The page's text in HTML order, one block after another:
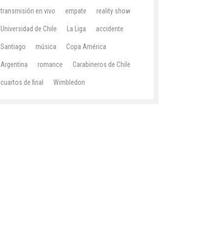
transmisión en vivo empate reality show
Universidad de Chile La Liga accidente
Santiago música Copa América
Argentina romance Carabineros de Chile
cuartos de final Wimbledon